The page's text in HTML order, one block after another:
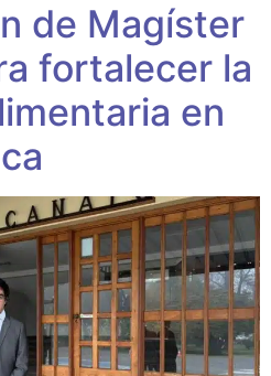
de Magíster
fortalecer la
en